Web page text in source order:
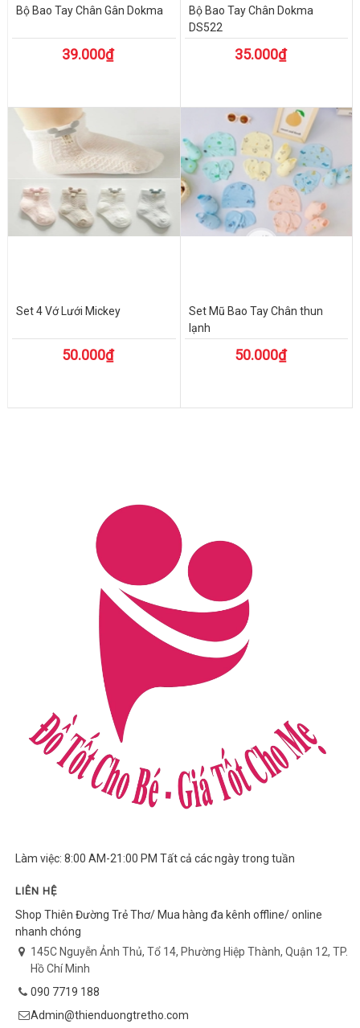
Bộ Bao Tay Chân Gân Dokma
39.000₫
Bộ Bao Tay Chân Dokma
DS522
35.000₫
Set 4 Vớ Lưới Mickey
50.000₫
Set Mũ Bao Tay Chân thun
lạnh
50.000₫
Làm việc: 8:00 AM-21:00 PM Tất cả các ngày trong tuần
LIÊN HỆ
Shop Thiên Đường Trẻ Thơ/ Mua hàng đa kênh offline/ online
nhanh chóng
145C Nguyễn Ảnh Thủ, Tổ 14, Phường Hiệp Thành, Quận 12, TP.
Hồ Chí Minh
090 7719 188
Admin@thienduongtretho.com